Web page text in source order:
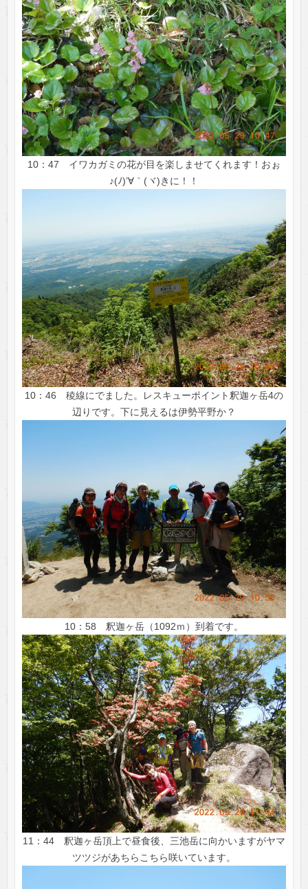
10：47 イワカガミの花が目を楽しませてくれます！おぉ
♪(ﾉ)’∀｀(ヾ)きに！！
10：46 稜線にでました。レスキューポイント釈迦ヶ岳4の
辺りです。下に見えるは伊勢平野か？
10：58 釈迦ヶ岳（1092ｍ）到着です。
11：44 釈迦ヶ岳頂上で昼食後、三池岳に向かいますがヤマ
ツツジがあちらこちら咲いています。